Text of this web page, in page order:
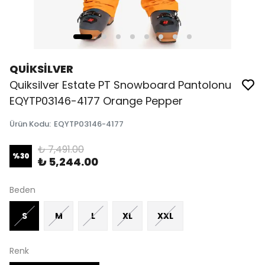
QUİKSİLVER
Quiksilver Estate PT Snowboard Pantolonu
EQYTP03146-4177 Orange Pepper
Ürün Kodu: EQYTP03146-4177
%30 ₺ 7,491.00
₺ 5,244.00
Beden
S M L XL XXL
Renk